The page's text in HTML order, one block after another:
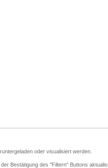
oder visualisiert werden.
Bestätigung des "Filtern" Buttons